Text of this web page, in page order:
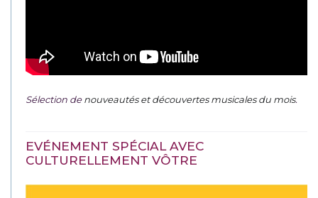
Sélection denouveautés et découvertes musicales du mois.
EVÉNEMENT SPÉCIAL AVEC
CULTURELLEMENT VÔTRE